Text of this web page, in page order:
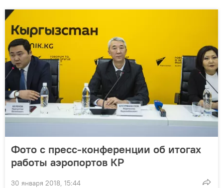
Фото с пресс-конференции об итогах
работы аэропортов КР
30 января 2018, 15:44